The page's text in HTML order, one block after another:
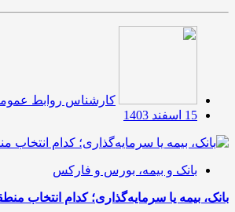
کارشناس روابط
15 اسفند 1403
بانک و بیمه، بورس و فارکس
بانک، بیمه یا سرمایه‌گذاری؛ کدام انتخاب